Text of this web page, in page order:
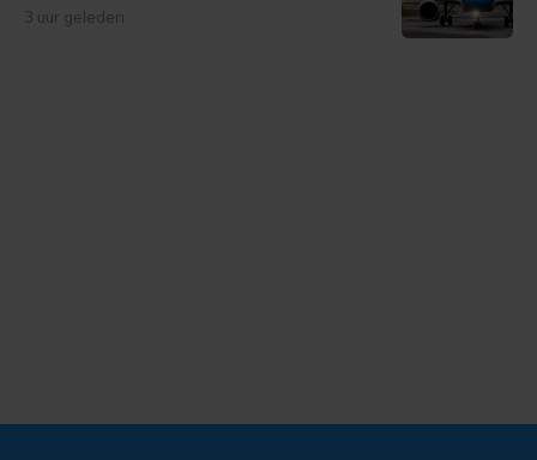
3 uur geleden